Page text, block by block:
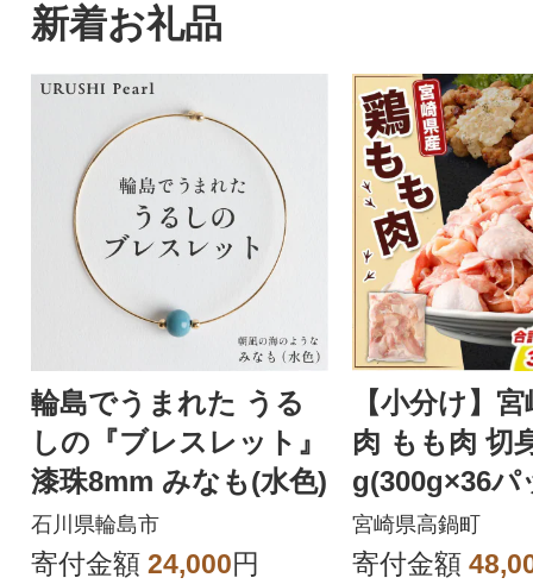
新着お礼品
輪島でうまれた うる
しの『ブレスレット』
漆珠8mm みなも(水色)
石川県輪島市
寄付金額 24,000円
【小分け】
肉 もも肉 切
g(300g×36パ
鍋町)
宮崎県高鍋町
寄付金額